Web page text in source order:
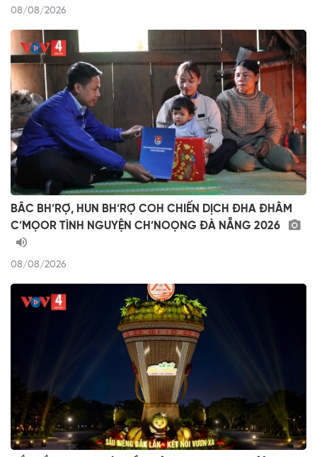
08/08/2026
BÂC BH’RỢ, HUN BH’RỢ COH CHIẾN DỊCH ĐHA ĐHÂM
C’MỌOR TÌNH NGUYỆN CH’NOỌNG ĐÀ NẴNG 2026
08/08/2026